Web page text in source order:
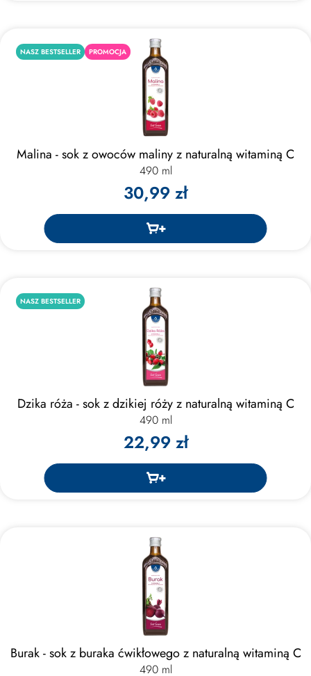
NASZ BESTSELLER PROMOCJA
Malina - sok z owoców maliny z naturalną witaminą C
490 ml
30,99 zł
NASZ BESTSELLER
Dzika róża - sok z dzikiej róży z naturalną witaminą C
490 ml
22,99 zł
Burak - sok z buraka ćwikłowego z naturalną witaminą C
490 ml